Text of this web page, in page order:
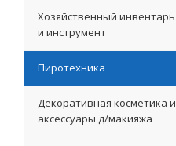
Хозяйственный инвентарь
и инструмент
Пиротехника
Декоративная косметика и
аксессуары д/макияжа